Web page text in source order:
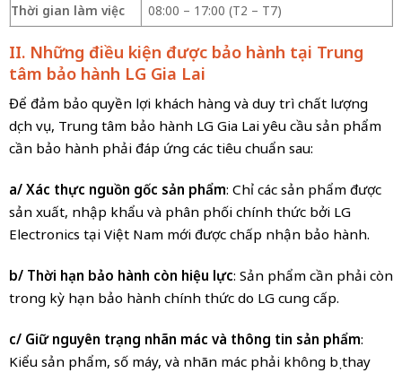
Thời gian làm việc
08:00 – 17:00 (T2 – T7)
II. Những điều kiện được bảo hành tại Trung
tâm bảo hành LG Gia Lai
Để đảm bảo quyền lợi khách hàng và duy trì chất lượng
dịch vụ, Trung tâm bảo hành LG Gia Lai yêu cầu sản phẩm
cần bảo hành phải đáp ứng các tiêu chuẩn sau:
a/ Xác thực nguồn gốc sản phẩm: Chỉ các sản phẩm được
sản xuất, nhập khẩu và phân phối chính thức bởi LG
Electronics tại Việt Nam mới được chấp nhận bảo hành.
b/ Thời hạn bảo hành còn hiệu lực: Sản phẩm cần phải còn
trong kỳ hạn bảo hành chính thức do LG cung cấp.
c/ Giữ nguyên trạng nhãn mác và thông tin sản phẩm:
Kiểu sản phẩm, số máy, và nhãn mác phải không bị thay